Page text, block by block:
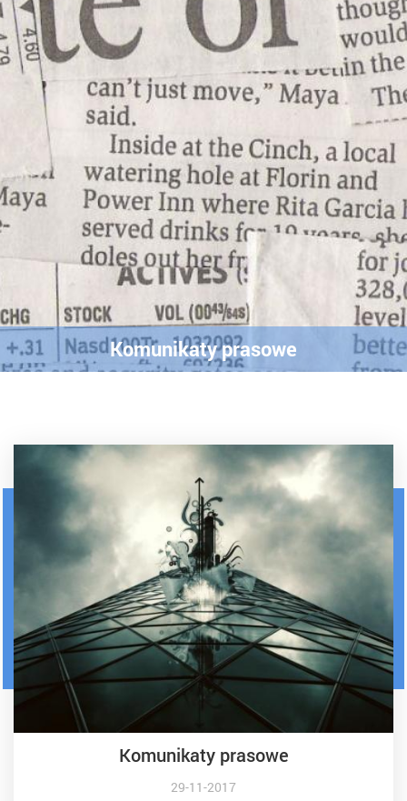
Komunikaty prasowe
Komunikaty prasowe
29-11-2017